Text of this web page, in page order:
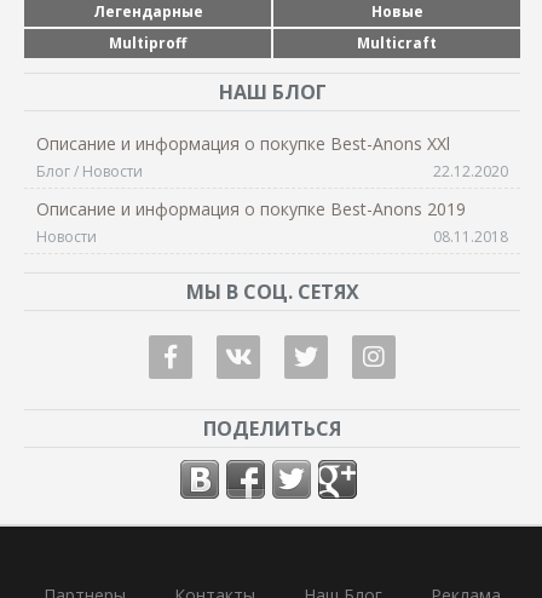
Легендарные
Новые
Multiproff
Multicraft
НАШ БЛОГ
Описание и информация о покупке Best-Anons XXl
Блог / Новости 22.12.2020
Описание и информация о покупке Best-Anons 2019
Новости 08.11.2018
МЫ В СОЦ. СЕТЯХ
ПОДЕЛИТЬСЯ